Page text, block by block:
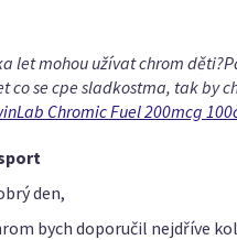
let mohou užívat chrom
co se cpe sladkostma, tak by
Chromic Fuel 200mcg
den,
bych doporučil nejdříve